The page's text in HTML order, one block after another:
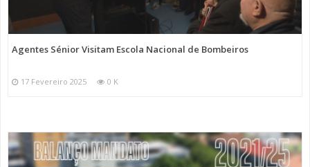
Agentes Sénior Visitam Escola Nacional de Bombeiros
17 Fevereiro 2025 0 K